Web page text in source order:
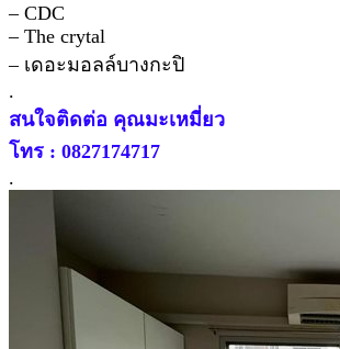
– CDC
– The crytal
– เดอะมอลล์บางกะปิ
.
สนใจติดต่อ คุณมะเหมี่ยว
โทร : 0827174717
.